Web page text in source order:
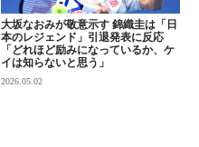
大坂なおみが敬意示す 錦織圭は「日
本のレジェンド」引退発表に反応
「どれほど励みになっているか、ケ
イは知らないと思う」
2026.05.02